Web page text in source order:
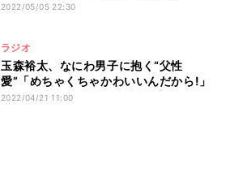
2022/05/05 22:30
ラジオ
玉森裕太、なにわ男子に抱く“父性
愛”「めちゃくちゃかわいいんだから!」
2022/04/21 11:00